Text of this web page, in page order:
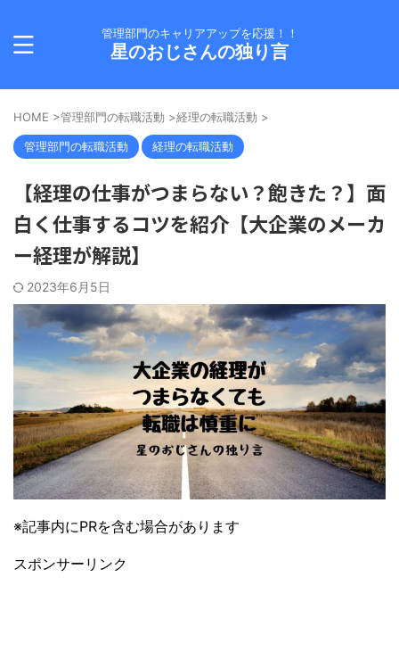
管理部門のキャリアアップを応援！！
星のおじさんの独り言
HOME >管理部門の転職活動 >経理の転職活動 >
管理部門の転職活動 経理の転職活動
【経理の仕事がつまらない？飽きた？】面
白く仕事するコツを紹介【大企業のメーカ
ー経理が解説】
2023年6月5日
※記事内にPRを含む場合があります
スポンサーリンク